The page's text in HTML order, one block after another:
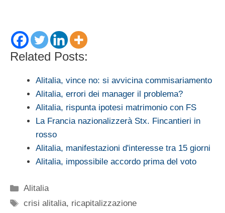
Related Posts:
Alitalia, vince no: si avvicina commisariamento
Alitalia, errori dei manager il problema?
Alitalia, rispunta ipotesi matrimonio con FS
La Francia nazionalizzerà Stx. Fincantieri in
rosso
Alitalia, manifestazioni d'interesse tra 15 giorni
Alitalia, impossibile accordo prima del voto
Categorie
Alitalia
Tag
crisi alitalia, ricapitalizzazione